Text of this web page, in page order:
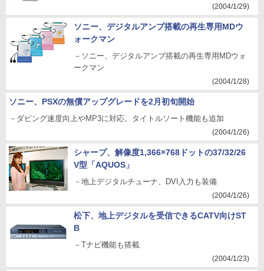
(2004/1/29)
ソニー、デジタルアンプ搭載の再生専用MDウ
ォークマン
－ソニー、デジタルアンプ搭載の再生専用MDウォ
ークマン
(2004/1/28)
ソニー、PSXの無償アップグレードを2月初旬開始
－ダビング速度向上やMP3に対応。タイトルソート機能も追加
(2004/1/26)
シャープ、解像度1,366×768ドットの37/32/26
V型「AQUOS」
－地上デジタルチューナ、DVI入力も装備
(2004/1/26)
松下、地上デジタルを受信できるCATV向けST
B
－Tナビ機能も搭載
(2004/1/23)